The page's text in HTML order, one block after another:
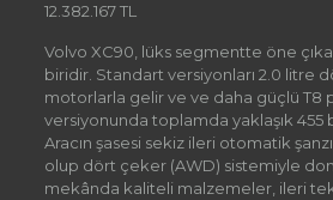
12.382.167 TL
Volvo XC90, lüks segmentte öne
biridir. Standart versiyonları 2.0 litre
motorlarla gelir ve ve daha güçlü T8
versiyonunda toplamda yaklaşık
Aracın şasesi sekiz ileri otomatik
olup dört çeker (AWD) sistemiyle
mekânda kaliteli malzemeler, ileri